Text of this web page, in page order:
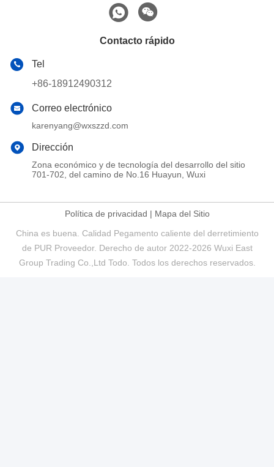
Contacto rápido
Tel
+86-18912490312
Correo electrónico
karenyang@wxszzd.com
Dirección
Zona económico y de tecnología del desarrollo del sitio
701-702, del camino de No.16 Huayun, Wuxi
Política de privacidad | Mapa del Sitio
China es buena. Calidad Pegamento caliente del derretimiento
de PUR Proveedor. Derecho de autor 2022-2026 Wuxi East
Group Trading Co.,Ltd Todo. Todos los derechos reservados.